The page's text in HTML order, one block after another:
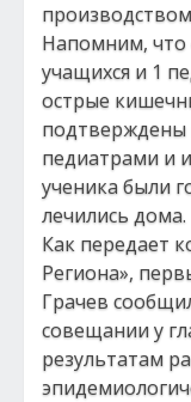
Напомним, что
учащихся и 1
острые
подтверждены
педиатрами и
ученика были
лечились дома.
Как передает
Региона»,
Грачев
совещании у
результатам